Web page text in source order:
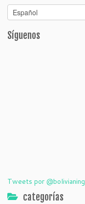
Síguenos
Tweets por @bolivianing
categorías